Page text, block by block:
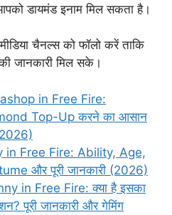
डायमंड इनाम मिल सकता है।
चैनल्स को फॉलो करें ताकि
जानकारी मिल सके।
in Free Fire:
Top-Up करने का आसान
in Free Fire: Ability, Age,
और पूरी जानकारी (2026)
in Free Fire: क्या है इसका
पूरी जानकारी और गेमिंग